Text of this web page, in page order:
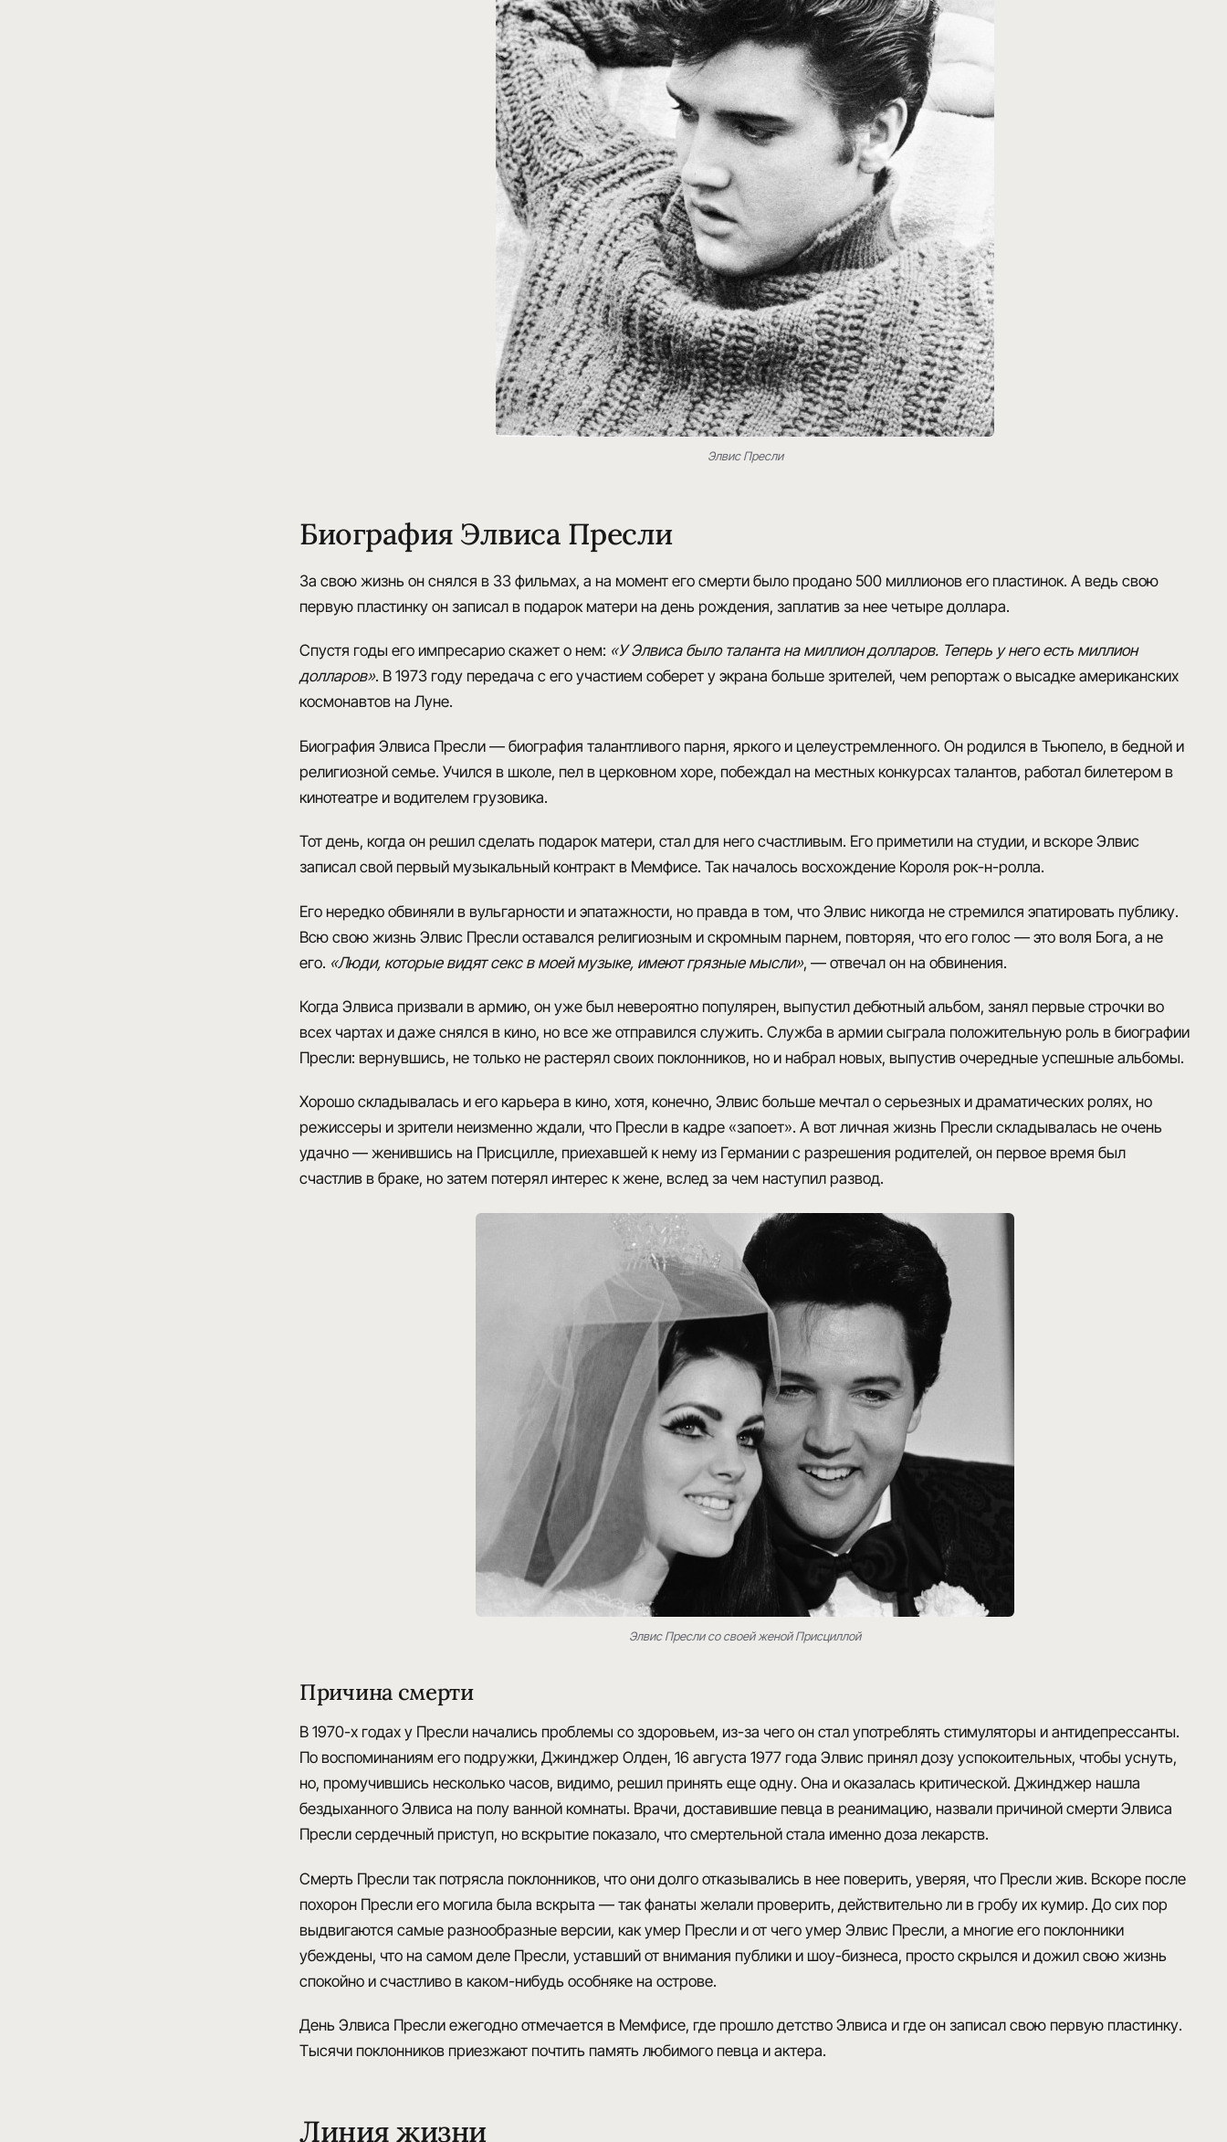
Элвис Пресли
Биография Элвиса Пресли
За свою жизнь он снялся в 33 фильмах, а на момент его смерти было продано 500 миллионов его пластинок. А ведь свою
первую пластинку он записал в подарок матери на день рождения, заплатив за нее четыре доллара.
Спустя годы его импресарио скажет о нем: «У Элвиса было таланта на миллион долларов. Теперь у него есть миллион
долларов». В 1973 году передача с его участием соберет у экрана больше зрителей, чем репортаж о высадке американских
космонавтов на Луне.
Биография Элвиса Пресли — биография талантливого парня, яркого и целеустремленного. Он родился в Тьюпело, в бедной и
религиозной семье. Учился в школе, пел в церковном хоре, побеждал на местных конкурсах талантов, работал билетером в
кинотеатре и водителем грузовика.
Тот день, когда он решил сделать подарок матери, стал для него счастливым. Его приметили на студии, и вскоре Элвис
записал свой первый музыкальный контракт в Мемфисе. Так началось восхождение Короля рок-н-ролла.
Его нередко обвиняли в вульгарности и эпатажности, но правда в том, что Элвис никогда не стремился эпатировать публику.
Всю свою жизнь Элвис Пресли оставался религиозным и скромным парнем, повторяя, что его голос — это воля Бога, а не
его. «Люди, которые видят секс в моей музыке, имеют грязные мысли», — отвечал он на обвинения.
Когда Элвиса призвали в армию, он уже был невероятно популярен, выпустил дебютный альбом, занял первые строчки во
всех чартах и даже снялся в кино, но все же отправился служить. Служба в армии сыграла положительную роль в биографии
Пресли: вернувшись, не только не растерял своих поклонников, но и набрал новых, выпустив очередные успешные альбомы.
Хорошо складывалась и его карьера в кино, хотя, конечно, Элвис больше мечтал о серьезных и драматических ролях, но
режиссеры и зрители неизменно ждали, что Пресли в кадре «запоет». А вот личная жизнь Пресли складывалась не очень
удачно — женившись на Присцилле, приехавшей к нему из Германии с разрешения родителей, он первое время был
счастлив в браке, но затем потерял интерес к жене, вслед за чем наступил развод.
Элвис Пресли со своей женой Присциллой
Причина смерти
В 1970-х годах у Пресли начались проблемы со здоровьем, из-за чего он стал употреблять стимуляторы и антидепрессанты.
По воспоминаниям его подружки, Джинджер Олден, 16 августа 1977 года Элвис принял дозу успокоительных, чтобы уснуть,
но, промучившись несколько часов, видимо, решил принять еще одну. Она и оказалась критической. Джинджер нашла
бездыханного Элвиса на полу ванной комнаты. Врачи, доставившие певца в реанимацию, назвали причиной смерти Элвиса
Пресли сердечный приступ, но вскрытие показало, что смертельной стала именно доза лекарств.
Смерть Пресли так потрясла поклонников, что они долго отказывались в нее поверить, уверяя, что Пресли жив. Вскоре после
похорон Пресли его могила была вскрыта — так фанаты желали проверить, действительно ли в гробу их кумир. До сих пор
выдвигаются самые разнообразные версии, как умер Пресли и от чего умер Элвис Пресли, а многие его поклонники
убеждены, что на самом деле Пресли, уставший от внимания публики и шоу-бизнеса, просто скрылся и дожил свою жизнь
спокойно и счастливо в каком-нибудь особняке на острове.
День Элвиса Пресли ежегодно отмечается в Мемфисе, где прошло детство Элвиса и где он записал свою первую пластинку.
Тысячи поклонников приезжают почтить память любимого певца и актера.
Линия жизни